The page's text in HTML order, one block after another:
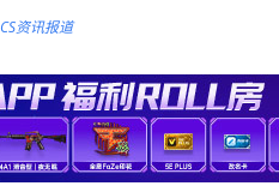
CS资讯报道